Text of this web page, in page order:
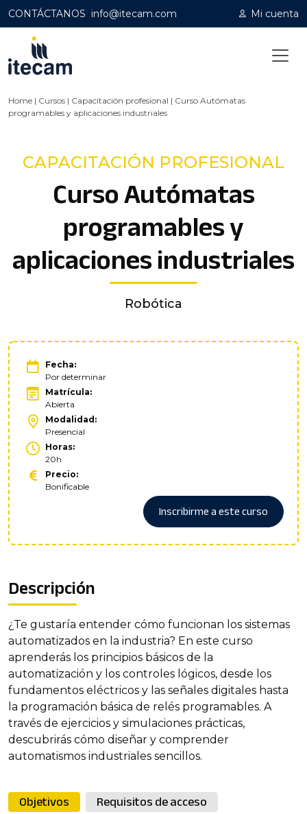
CONTÁCTANOS info@itecam.com Mi cuenta
Home | Cursos | Capacitación profesional | Curso Autómatas
programables y aplicaciones industriales
CAPACITACIÓN PROFESIONAL
Curso Autómatas
programables y
aplicaciones industriales
Robótica
Fecha:
Por determinar
Matrícula:
Abierta
Modalidad:
Presencial
Horas:
20h
Precio:
Bonificable
Inscribirme a este curso
Descripción
¿Te gustaría entender cómo funcionan los sistemas
automatizados en la industria? En este curso
aprenderás los principios básicos de la
automatización y los controles lógicos, desde los
fundamentos eléctricos y las señales digitales hasta
la programación básica de relés programables. A
través de ejercicios y simulaciones prácticas,
descubrirás cómo diseñar y comprender
automatismos industriales sencillos.
Objetivos
Requisitos de acceso